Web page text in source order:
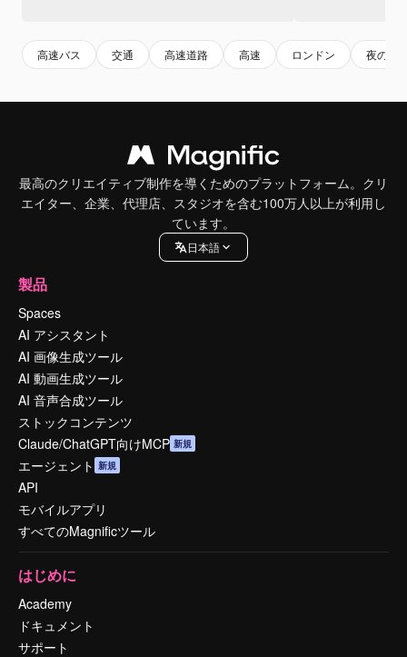
高速バス 交通 高速道路 高速 ロンドン 夜の街
最高のクリエイティブ制作を導くためのプラットフォーム。クリ
エイター、企業、代理店、スタジオを含む100万人以上が利用し
ています。
日本語
製品
Spaces
AI アシスタント
AI 画像生成ツール
AI 動画生成ツール
AI 音声合成ツール
ストックコンテンツ
Claude/ChatGPT向けMCP 新規
エージェント 新規
API
モバイルアプリ
すべてのMagnificツール
はじめに
Academy
ドキュメント
サポート